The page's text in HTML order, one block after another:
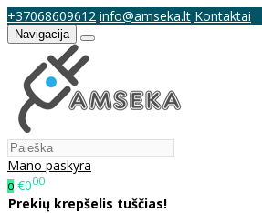
+37068609612 info@amseka.lt Kontaktai
Navigacija
Mano paskyra
0 €000
Prekių krepšelis tuščias!